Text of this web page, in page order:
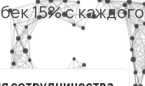
15% с каждого